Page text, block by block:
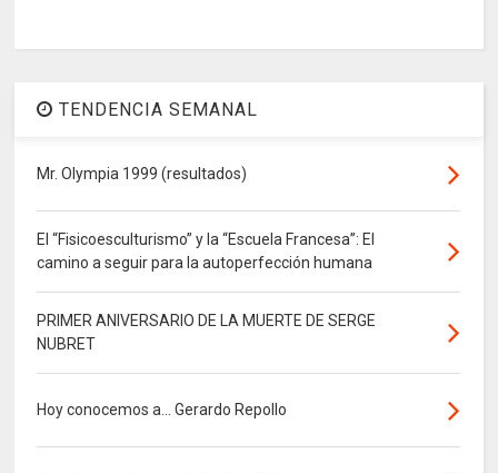
TENDENCIA SEMANAL
Mr. Olympia 1999 (resultados)
El “Fisicoesculturismo” y la “Escuela Francesa”: El
camino a seguir para la autoperfección humana
PRIMER ANIVERSARIO DE LA MUERTE DE SERGE
NUBRET
Hoy conocemos a... Gerardo Repollo